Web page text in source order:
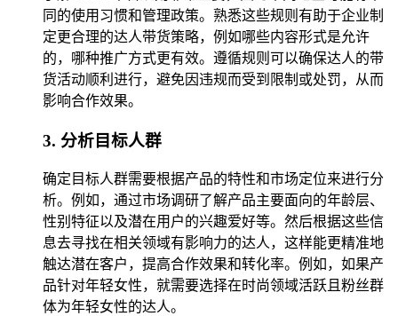
同的使用习惯和管理政策。熟悉这些规则有助于企业制
定更合理的达人带货策略，例如哪些内容形式是允许
的，哪种推广方式更有效。遵循规则可以确保达人的带
货活动顺利进行，避免因违规而受到限制或处罚，从而
影响合作效果。
3. 分析目标人群
确定目标人群需要根据产品的特性和市场定位来进行分
析。例如，通过市场调研了解产品主要面向的年龄层、
性别特征以及潜在用户的兴趣爱好等。然后根据这些信
息去寻找在相关领域有影响力的达人，这样能更精准地
触达潜在客户，提高合作效果和转化率。例如，如果产
品针对年轻女性，就需要选择在时尚领域活跃且粉丝群
体为年轻女性的达人。